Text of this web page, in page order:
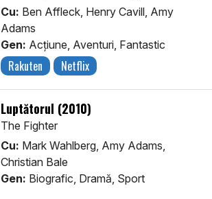
Cu: Ben Affleck, Henry Cavill, Amy
Adams
Gen: Acţiune, Aventuri, Fantastic
Rakuten Netflix
Luptătorul (2010)
The Fighter
Cu: Mark Wahlberg, Amy Adams,
Christian Bale
Gen: Biografic, Dramă, Sport